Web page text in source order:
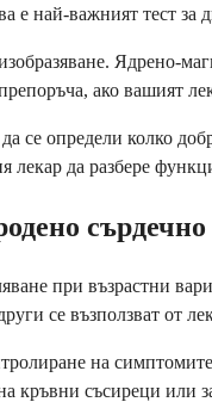
е най-важният тест
Ядрено-
ако вашият
се определи колко
лекар да разбере
при възрастни
се възползват от
на
кръвни съсиреци или